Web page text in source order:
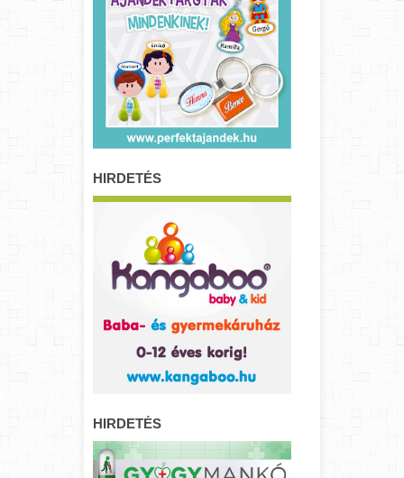
HIRDETÉS
HIRDETÉS